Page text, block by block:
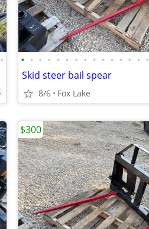
• • • • • • • • • • • • • • • •
Skid steer bail spear
8/6 Fox Lake
$300